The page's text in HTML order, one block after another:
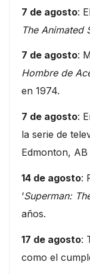
7 de agosto:
The Animated
7 de agosto:
Hombre de
en 1974.
7 de agosto:
la serie de
Edmonton, AB
14 de agosto:
‘Superman:
años.
17 de agosto:
como el